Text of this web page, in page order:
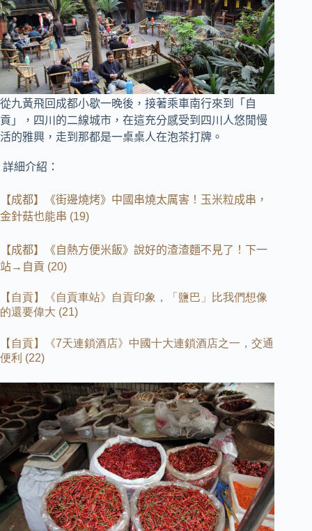
從九黃飛回成都小歇一晚後，接著乘車南行來到「自
貢」，四川的二線城市， 在這充分感受到四川人悠閒慢
活的雅興，走到那都是一桌桌人在泡茶打牌。
詳細介紹：
【成都】《街邊燒烤》中國串燒太厲害！玉米粒成串，
金針菇也能串 (19)
【成都】《自熱方便米飯》說好的渣渣麵不見了！下一
站→自貢 (20)
【自貢】《自貢車站》自貢印象，「鹽巴」比我們想像
的還要偉大 (21)
【自貢】《7天連鎖酒店》中國十大連鎖酒店之一，交通
便利 (22)